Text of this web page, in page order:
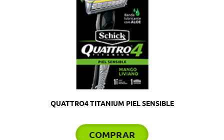
QUATTRO4 TITANIUM PIEL SENSIBLE
COMPRAR